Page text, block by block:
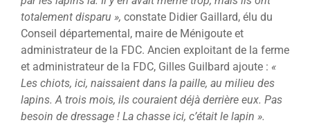
totalement disparu », constate Didier Gaillard, élu du
Conseil départemental, maire de Ménigoute et
administrateur de la FDC. Ancien exploitant de la ferme
et administrateur de la FDC, Gilles Guilbard ajoute : «
Les chiots, ici, naissaient dans la paille, au milieu des
lapins. A trois mois, ils couraient déjà derrière eux. Pas
besoin de dressage ! La chasse ici, c’était le lapin ».